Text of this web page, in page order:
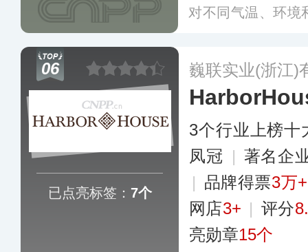
对不同气温、环境
名度和美誉度。更
06
已点亮标签： 7个
巍联实业(浙江)
3个行业上榜十
凤冠 | 著名企
| 品牌得票3万+
网店3+ | 评分
亮勋章15个